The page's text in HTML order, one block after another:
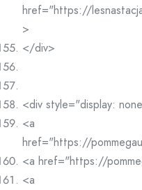
href="https://
>
</div>
<div style="display:
<a
href="https://
<a href="https://
<a